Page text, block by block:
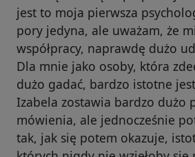
jest to moja pierwsza
pory jedyna, ale uważam, że
współpracy, naprawdę dużo
Dla mnie jako osoby, która
dużo gadać, bardzo istotne
Izabela zostawia bardzo dużo
mówienia, ale jednocześnie
tak, jak się potem okazuje,